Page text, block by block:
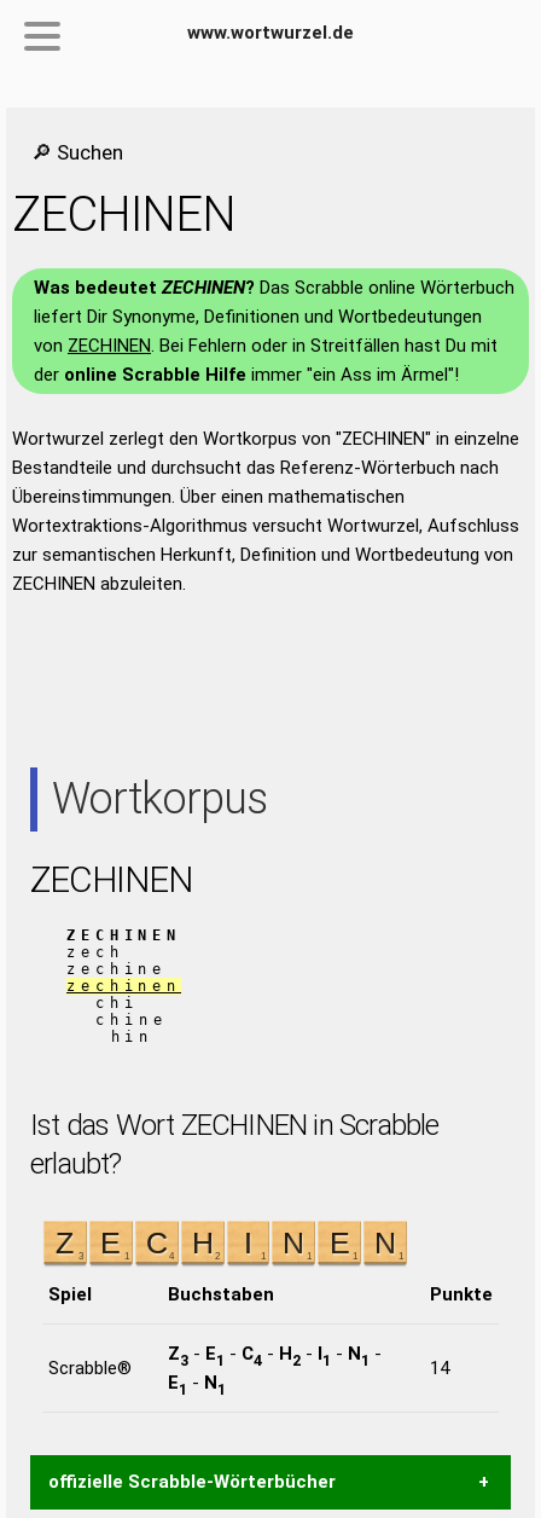
www.wortwurzel.de
🔎 Suchen
ZECHINEN
Was bedeutetZECHINEN? Das Scrabble online Wörterbuch
liefert Dir Synonyme, Definitionen und Wortbedeutungen
von ZECHINEN. Bei Fehlern oder in Streitfällen hast Du mit
der online Scrabble Hilfe immer "ein Ass im Ärmel"!
Wortwurzel zerlegt den Wortkorpus von "ZECHINEN" in einzelne
Bestandteile und durchsucht das Referenz-Wörterbuch nach
Übereinstimmungen. Über einen mathematischen
Wortextraktions-Algorithmus versucht Wortwurzel, Aufschluss
zur semantischen Herkunft, Definition und Wortbedeutung von
ZECHINEN abzuleiten.
Wortkorpus
ZECHINEN
ZECHINEN
zech
zechine
zechinen
chi
chine
hin
Ist das Wort ZECHINEN in Scrabble
erlaubt?
Spiel Buchstaben Punkte
Scrabble®
Z3 - E1 - C4 - H2 - I1 - N1 -
E1 - N1
14
offizielle Scrabble-Wörterbücher